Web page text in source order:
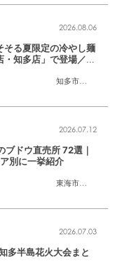
知多市半田市
2026.08.06
る夏限定の冷やし麺
知多店」で登場／ち
東海市大府市
2026.07.12
ブドウ直売所 72選｜
別に一挙紹介
2026.07.03
多半島花火大会まと